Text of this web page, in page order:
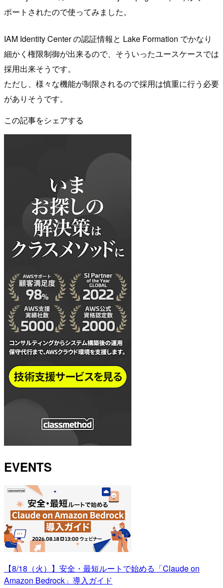
ポートされたので使ってみました。
IAM Identity Center の認証情報と Lake Formation でかなり
細かく権限制御が出来るので、そういったユースケースでは
採用出来そうです。
ただし、様々な機能が制限されるので採用は慎重に行う必要
がありそうです。
この記事をシェアする
EVENTS
【8/18（火）】安全・最短ルートで始める「Claude on
Amazon Bedrock」導入ガイド